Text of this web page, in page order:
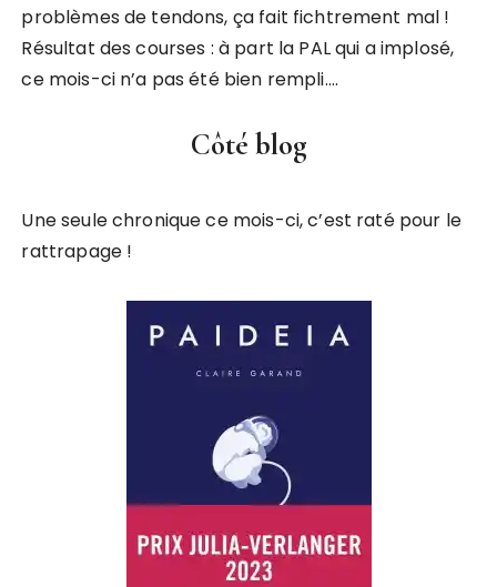
problèmes de tendons, ça fait fichtrement mal !
Résultat des courses : à part la PAL qui a implosé,
ce mois-ci n’a pas été bien rempli….
Côté blog
Une seule chronique ce mois-ci, c’est raté pour le
rattrapage !